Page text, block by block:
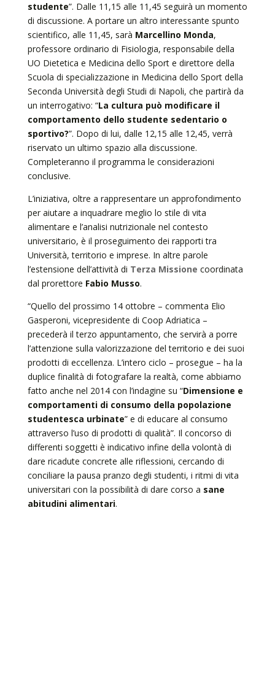
studente”. Dalle 11,15 alle 11,45 seguirà un momento
di discussione. A portare un altro interessante spunto
scientifico, alle 11,45, sarà Marcellino Monda,
professore ordinario di Fisiologia, responsabile della
UO Dietetica e Medicina dello Sport e direttore della
Scuola di specializzazione in Medicina dello Sport della
Seconda Università degli Studi di Napoli, che partirà da
un interrogativo: “La cultura può modificare il
comportamento dello studente sedentario o
sportivo?”. Dopo di lui, dalle 12,15 alle 12,45, verrà
riservato un ultimo spazio alla discussione.
Completeranno il programma le considerazioni
conclusive.
L’iniziativa, oltre a rappresentare un approfondimento
per aiutare a inquadrare meglio lo stile di vita
alimentare e l’analisi nutrizionale nel contesto
universitario, è il proseguimento dei rapporti tra
Università, territorio e imprese. In altre parole
l’estensione dell’attività di Terza Missione coordinata
dal prorettore Fabio Musso.
“Quello del prossimo 14 ottobre – commenta Elio
Gasperoni, vicepresidente di Coop Adriatica –
precederà il terzo appuntamento, che servirà a porre
l’attenzione sulla valorizzazione del territorio e dei suoi
prodotti di eccellenza. L’intero ciclo – prosegue – ha la
duplice finalità di fotografare la realtà, come abbiamo
fatto anche nel 2014 con l’indagine su “Dimensione e
comportamenti di consumo della popolazione
studentesca urbinate” e di educare al consumo
attraverso l’uso di prodotti di qualità”. Il concorso di
differenti soggetti è indicativo infine della volontà di
dare ricadute concrete alle riflessioni, cercando di
conciliare la pausa pranzo degli studenti, i ritmi di vita
universitari con la possibilità di dare corso a sane
abitudini alimentari.